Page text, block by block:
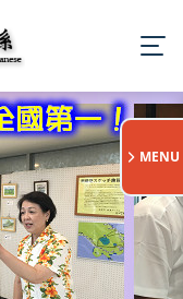
MENU